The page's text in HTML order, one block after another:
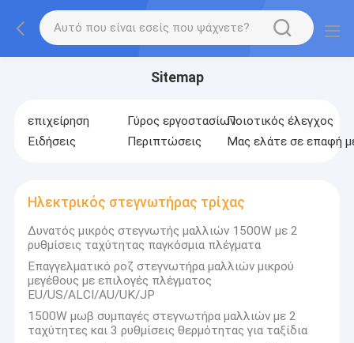
Sitemap
επιχείρηση Γύρος εργοστασίωνΠοιοτικός έλεγχος
Ειδήσεις
Περιπτώσεις Μας ελάτε σε επαφή
Ηλεκτρικός στεγνωτήρας τρίχας
Δυνατός μικρός στεγνωτής μαλλιών 1500W με 2
ρυθμίσεις ταχύτητας παγκόσμια πλέγματα
Επαγγελματικό ροζ στεγνωτήρα μαλλιών μικρού
μεγέθους με επιλογές πλέγματος
EU/US/ALCI/AU/UK/JP
1500W μωβ συμπαγές στεγνωτήρα μαλλιών με 2
ταχύτητες και 3 ρυθμίσεις θερμότητας για ταξίδια